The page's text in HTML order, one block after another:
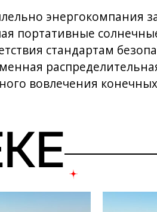
энергокомпания
портативные
стандартам
вовлечения